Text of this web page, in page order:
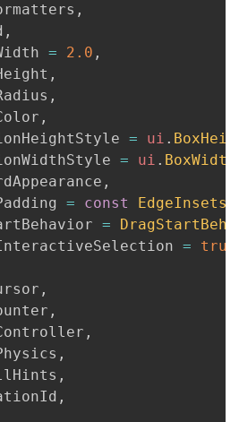
,
,
= 2.0 ,
,
,
,
= ui .
= ui .
,
= const EdgeInsets
=
= true
,
,
,
,
,
,